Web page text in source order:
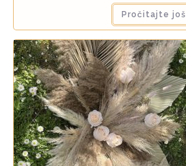
Pročitajte još